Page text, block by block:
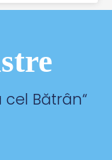
cel Bătrân“